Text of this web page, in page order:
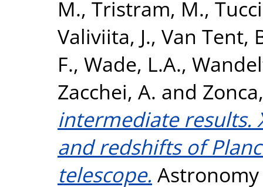
M., Tristram, M.,
Valiviita, J., Van Tent,
F., Wade, L.A.,
Zacchei, A. and
intermediate results.
and redshifts of
telescope. Astronomy